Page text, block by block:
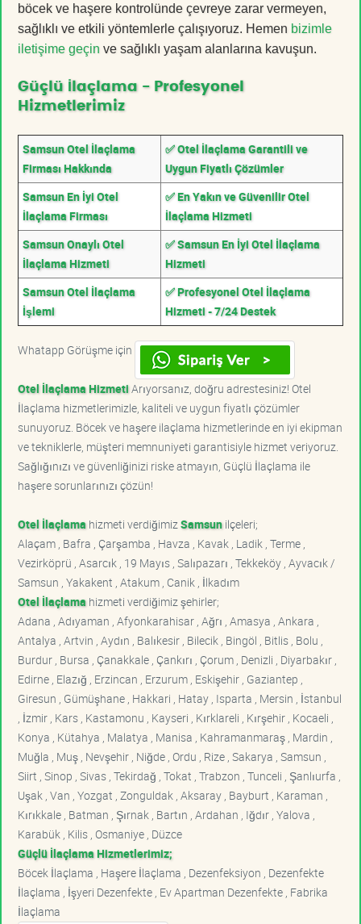
böcek ve haşere kontrolünde çevreye zarar vermeyen,
sağlıklı ve etkili yöntemlerle çalışıyoruz. Hemen bizimle
iletişime geçin ve sağlıklı yaşam alanlarına kavuşun.
Güçlü İlaçlama - Profesyonel
Hizmetlerimiz
Samsun Otel İlaçlama
Firması Hakkında
✅ Otel İlaçlama Garantili ve
Uygun Fiyatlı Çözümler
Samsun En İyi Otel
İlaçlama Firması
✅ En Yakın ve Güvenilir Otel
İlaçlama Hizmeti
Samsun Onaylı Otel
İlaçlama Hizmeti
✅ Samsun En İyi Otel İlaçlama
Hizmeti
Samsun Otel İlaçlama
İşlemi
✅ Profesyonel Otel İlaçlama
Hizmeti - 7/24 Destek
Whatapp Görüşme için
Otel İlaçlama HizmetiArıyorsanız, doğru adrestesiniz! Otel
İlaçlama hizmetlerimizle, kaliteli ve uygun fiyatlı çözümler
sunuyoruz. Böcek ve haşere ilaçlama hizmetlerinde en iyi ekipman
ve tekniklerle, müşteri memnuniyeti garantisiyle hizmet veriyoruz.
Sağlığınızı ve güvenliğinizi riske atmayın, Güçlü İlaçlama ile
haşere sorunlarınızı çözün!
Otel İlaçlama hizmeti verdiğimiz Samsunilçeleri;
Alaçam , Bafra , Çarşamba , Havza , Kavak , Ladik , Terme ,
Vezirköprü , Asarcık , 19 Mayıs , Salıpazarı , Tekkeköy , Ayvacık /
Samsun , Yakakent , Atakum , Canik , İlkadım
Otel İlaçlama hizmeti verdiğimiz şehirler;
Adana , Adıyaman , Afyonkarahisar , Ağrı , Amasya , Ankara ,
Antalya , Artvin , Aydın , Balıkesir , Bilecik , Bingöl , Bitlis , Bolu ,
Burdur , Bursa , Çanakkale , Çankırı , Çorum , Denizli , Diyarbakır ,
Edirne , Elazığ , Erzincan , Erzurum , Eskişehir , Gaziantep ,
Giresun , Gümüşhane , Hakkari , Hatay , Isparta , Mersin , İstanbul
, İzmir , Kars , Kastamonu , Kayseri , Kırklareli , Kırşehir , Kocaeli ,
Konya , Kütahya , Malatya , Manisa , Kahramanmaraş , Mardin ,
Muğla , Muş , Nevşehir , Niğde , Ordu , Rize , Sakarya , Samsun ,
Siirt , Sinop , Sivas , Tekirdağ , Tokat , Trabzon , Tunceli , Şanlıurfa ,
Uşak , Van , Yozgat , Zonguldak , Aksaray , Bayburt , Karaman ,
Kırıkkale , Batman , Şırnak , Bartın , Ardahan , Iğdır , Yalova ,
Karabük , Kilis , Osmaniye , Düzce
Güçlü İlaçlama Hizmetlerimiz;
Böcek İlaçlama , Haşere İlaçlama , Dezenfeksiyon , Dezenfekte
İlaçlama , İşyeri Dezenfekte , Ev Apartman Dezenfekte , Fabrika
İlaçlama